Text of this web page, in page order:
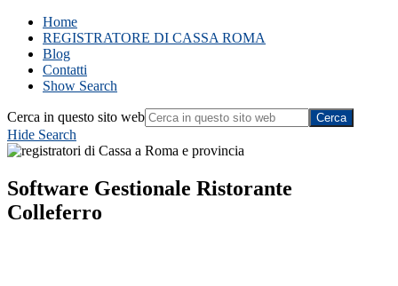
Home
REGISTRATORE DI CASSA ROMA
Blog
Contatti
Show Search
Cerca in questo sito web
Hide Search
Software Gestionale Ristorante
Colleferro